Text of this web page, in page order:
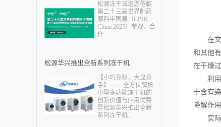
（CPHI China 2025）松源冻干诚邀您莅临
第二十三届世界制药
原料中国展（CPHI
China 2025）参观、合
作...
松源华兴推出全新系列冻干机
【小巧身躯，大显身
手】 ——全方位解析
小型多功能冻干机的
创新价值与应用优势
暨松源华兴推出全新
系列冻干机...
在文化
和其他
在干燥
利用真
于含有
降解作
实际案